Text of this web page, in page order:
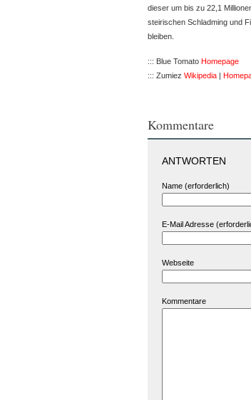
dieser um bis zu 22,1
steirischen Schladming und
bleiben.
::: Blue Tomato Homepage
::: Zumiez Wikipedia |
Kommentare
ANTWORTEN
Name (erforderlich)
E-Mail Adresse
Webseite
Kommentare